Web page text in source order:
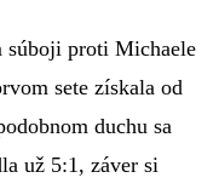
proti Michaele
sete získala od
duchu sa
už 5:1, záver si